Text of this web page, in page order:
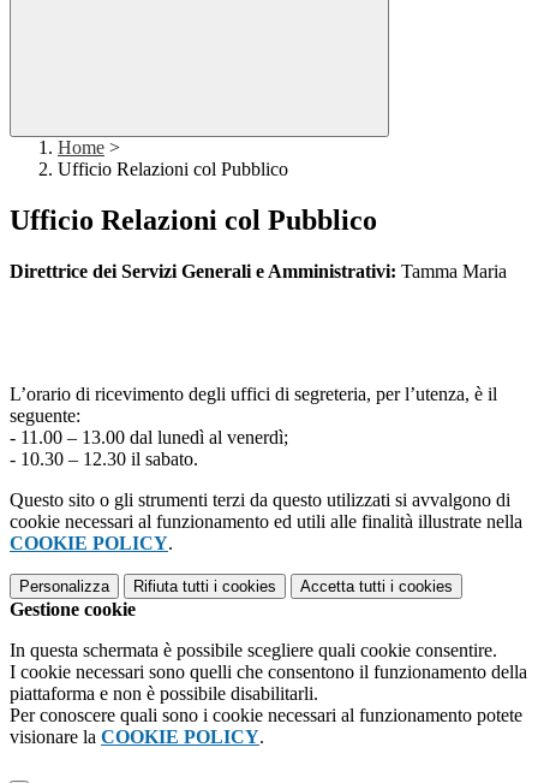
Home >
Ufficio Relazioni col Pubblico
Ufficio Relazioni col Pubblico
Direttrice dei Servizi Generali e Amministrativi: Tamma Maria
L’orario di ricevimento degli uffici di segreteria, per l’utenza, è il
seguente:
- 11.00 – 13.00 dal lunedì al venerdì;
- 10.30 – 12.30 il sabato.
Questo sito o gli strumenti terzi da questo utilizzati si avvalgono di
cookie necessari al funzionamento ed utili alle finalità illustrate nella
COOKIE POLICY.
Personalizza Rifiuta tutti i cookies Accetta tutti i cookies
Gestione cookie
In questa schermata è possibile scegliere quali cookie consentire.
I cookie necessari sono quelli che consentono il funzionamento della
piattaforma e non è possibile disabilitarli.
Per conoscere quali sono i cookie necessari al funzionamento potete
visionare la COOKIE POLICY.